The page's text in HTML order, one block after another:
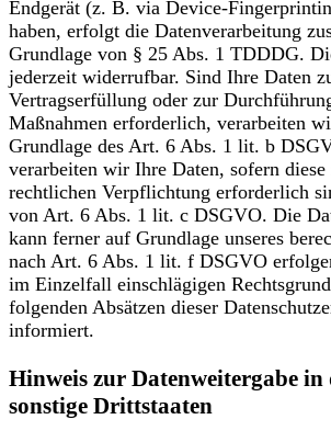
Endgerät (z. B. via Device-
haben, erfolgt die Datenverarbeitung
Grundlage von § 25 Abs. 1 TDDDG.
jederzeit widerrufbar. Sind Ihre Daten
Vertragserfüllung oder zur
Maßnahmen erforderlich, verarbeiten
Grundlage des Art. 6 Abs. 1 lit. b
verarbeiten wir Ihre Daten, sofern
rechtlichen Verpflichtung erforderlich
von Art. 6 Abs. 1 lit. c DSGVO. Die
kann ferner auf Grundlage unseres
nach Art. 6 Abs. 1 lit. f DSGVO
im Einzelfall einschlägigen
folgenden Absätzen dieser
informiert.
Hinweis zur Datenweitergabe in
sonstige Drittstaaten